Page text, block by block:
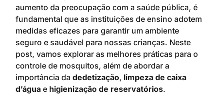
aumento da preocupação com a saúde pública, é
fundamental que as instituições de ensino adotem
medidas eficazes para garantir um ambiente
seguro e saudável para nossas crianças. Neste
post, vamos explorar as melhores práticas para o
controle de mosquitos, além de abordar a
importância da dedetização, limpeza de caixa
d’água e higienização de reservatórios.